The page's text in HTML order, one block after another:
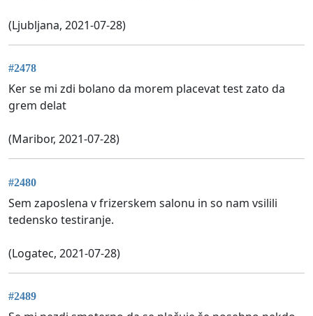
(Ljubljana, 2021-07-28)
#2478
Ker se mi zdi bolano da morem placevat test zato da
grem delat
(Maribor, 2021-07-28)
#2480
Sem zaposlena v frizerskem salonu in so nam vsilili
tedensko testiranje.
(Logatec, 2021-07-28)
#2489